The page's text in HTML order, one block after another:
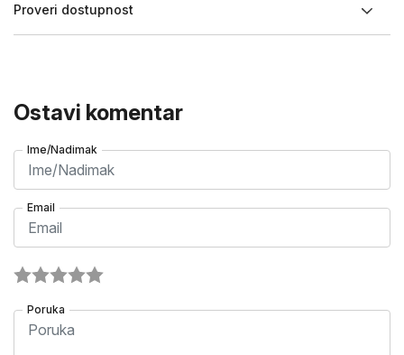
Proveri dostupnost
Ostavi komentar
Ime/Nadimak
Email
Poruka